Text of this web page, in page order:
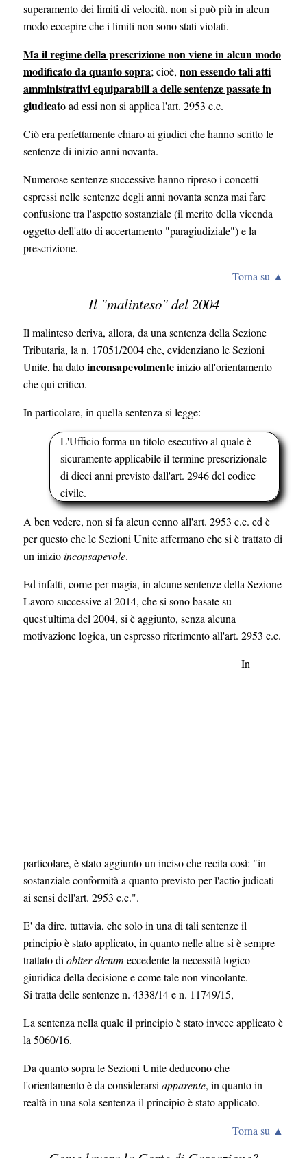
superamento dei limiti di velocità, non si può più in alcun
modo eccepire che i limiti non sono stati violati.
Ma il regime della prescrizione non viene in alcun modo
modificato da quanto sopra; cioè, non essendo tali atti
amministrativi equiparabili a delle sentenze passate in
giudicatoad essi non si applica l'art. 2953 c.c.
Ciò era perfettamente chiaro ai giudici che hanno scritto le
sentenze di inizio anni novanta.
Numerose sentenze successive hanno ripreso i concetti
espressi nelle sentenze degli anni novanta senza mai fare
confusione tra l'aspetto sostanziale (il merito della vicenda
oggetto dell'atto di accertamento "paragiudiziale") e la
prescrizione.
Torna su ▲
Il "malinteso" del 2004
Il malinteso deriva, allora, da una sentenza della Sezione
Tributaria, la n. 17051/2004 che, evidenziano le Sezioni
Unite, ha datoinconsapevolmenteinizio all'orientamento
che qui critico.
In particolare, in quella sentenza si legge:
L'Ufficio forma un titolo esecutivo al quale è
sicuramente applicabile il termine prescrizionale
di dieci anni previsto dall'art. 2946 del codice
civile.
A ben vedere, non si fa alcun cenno all'art. 2953 c.c. ed è
per questo che le Sezioni Unite affermano che si è trattato di
un inizioinconsapevole.
Ed infatti, come per magia, in alcune sentenze della Sezione
Lavoro successive al 2014, che si sono basate su
quest'ultima del 2004, si è aggiunto, senza alcuna
motivazione logica, un espresso riferimento all'art. 2953 c.c.
In
particolare, è stato aggiunto un inciso che recita così: "in
sostanziale conformità a quanto previsto per l'actio judicati
ai sensi dell'art. 2953 c.c.".
E' da dire, tuttavia, che solo in una di tali sentenze il
principio è stato applicato, in quanto nelle altre si è sempre
trattato di obiter dictum eccedente la necessità logico
giuridica della decisione e come tale non vincolante.
Si tratta delle sentenze n. 4338/14 e n. 11749/15,
La sentenza nella quale il principio è stato invece applicato è
la 5060/16.
Da quanto sopra le Sezioni Unite deducono che
l'orientamento è da considerarsi apparente, in quanto in
realtà in una sola sentenza il principio è stato applicato.
Torna su ▲